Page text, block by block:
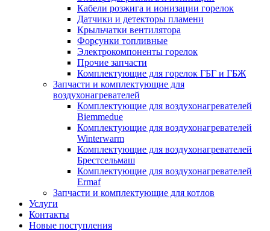
Кабели розжига и ионизации горелок
Датчики и детекторы пламени
Крыльчатки вентилятора
Форсунки топливные
Электрокомпоненты горелок
Прочие запчасти
Комплектующие для горелок ГБГ и ГБЖ
Запчасти и комплектующие для
воздухонагревателей
Комплектующие для воздухонагревателей
Biemmedue
Комплектующие для воздухонагревателей
Winterwarm
Комплектующие для воздухонагревателей
Брестсельмаш
Комплектующие для воздухонагревателей
Ermaf
Запчасти и комплектующие для котлов
Услуги
Контакты
Новые поступления